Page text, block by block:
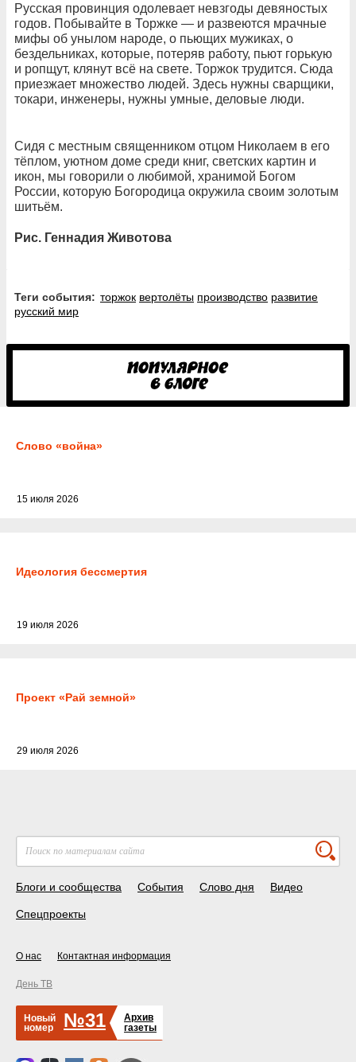
Русская провинция одолевает невзгоды девяностых
годов. Побывайте в Торжке — и развеются мрачные
мифы об унылом народе, о пьющих мужиках, о
бездельниках, которые, потеряв работу, пьют горькую
и ропщут, клянут всё на свете. Торжок трудится. Сюда
приезжает множество людей. Здесь нужны сварщики,
токари, инженеры, нужны умные, деловые люди.
Сидя с местным священником отцом Николаем в его
тёплом, уютном доме среди книг, светских картин и
икон, мы говорили о любимой, хранимой Богом
России, которую Богородица окружила своим золотым
шитьём.
Рис. Геннадия Животова
Теги события: торжок вертолёты производство развитие
русский мир
Слово «война»
15 июля 2026
Идеология бессмертия
19 июля 2026
Проект «Рай земной»
29 июля 2026
Блоги и сообщества События Слово дня Видео
Спецпроекты
О нас Контактная информация
День ТВ
Новый
номер
№31
Архив
газеты